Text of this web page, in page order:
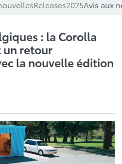
Releases2025
: la Corolla
un retour
la nouvelle édition